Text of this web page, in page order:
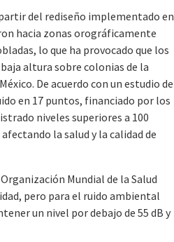
del rediseño implementado en
hacia zonas orográficamente
lo que ha provocado que los
altura sobre colonias de la
De acuerdo con un estudio de
en 17 puntos, financiado por los
niveles superiores a 100
la salud y la calidad de
Mundial de la Salud
pero para el ruido ambiental
un nivel por debajo de 55 dB y